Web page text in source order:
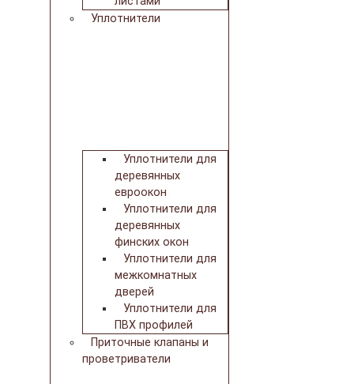
Уплотнители
Уплотнители для
деревянных
евроокон
Уплотнители для
деревянных
финских окон
Уплотнители для
межкомнатных
дверей
Уплотнители для
ПВХ профилей
Приточные клапаны и
проветриватели